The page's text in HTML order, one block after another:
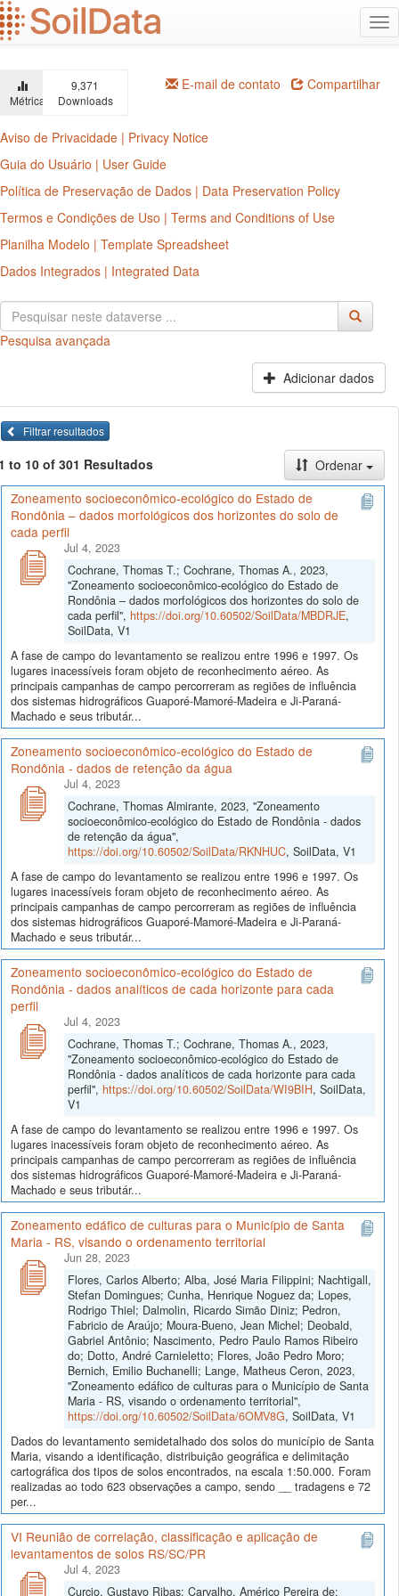
Ir
para
o
principal
Métricas
9,371
Downloads
E-mail de contato Compartilhar
Aviso de Privacidade | Privacy Notice
Guia do Usuário | User Guide
Política de Preservação de Dados | Data Preservation Policy
Termos e Condições de Uso | Terms and Conditions of Use
Planilha Modelo | Template Spreadsheet
Dados Integrados | Integrated Data
Pesquisa avançada
Adicionar dados
Filtrar resultados
to 10 of 301 Resultados
Ordenar
Zoneamento socioeconômico-ecológico do Estado de
Rondônia – dados morfológicos dos horizontes do solo de
cada perfil
Jul 4, 2023
Cochrane, Thomas T.; Cochrane, Thomas A., 2023,
"Zoneamento socioeconômico-ecológico do Estado de
Rondônia – dados morfológicos dos horizontes do solo de
cada perfil", https://doi.org/10.60502/SoilData/MBDRJE,
SoilData, V1
A fase de campo do levantamento se realizou entre 1996 e 1997. Os
lugares inacessíveis foram objeto de reconhecimento aéreo. As
principais campanhas de campo percorreram as regiões de influência
dos sistemas hidrográficos Guaporé-Mamoré-Madeira e Ji-Paraná-
Machado e seus tributár...
Zoneamento socioeconômico-ecológico do Estado de
Rondônia - dados de retenção da água
Jul 4, 2023
Cochrane, Thomas Almirante, 2023, "Zoneamento
socioeconômico-ecológico do Estado de Rondônia - dados
de retenção da água",
https://doi.org/10.60502/SoilData/RKNHUC, SoilData, V1
A fase de campo do levantamento se realizou entre 1996 e 1997. Os
lugares inacessíveis foram objeto de reconhecimento aéreo. As
principais campanhas de campo percorreram as regiões de influência
dos sistemas hidrográficos Guaporé-Mamoré-Madeira e Ji-Paraná-
Machado e seus tributár...
Zoneamento socioeconômico-ecológico do Estado de
Rondônia - dados analíticos de cada horizonte para cada
perfil
Jul 4, 2023
Cochrane, Thomas T.; Cochrane, Thomas A., 2023,
"Zoneamento socioeconômico-ecológico do Estado de
Rondônia - dados analíticos de cada horizonte para cada
perfil", https://doi.org/10.60502/SoilData/WI9BIH, SoilData,
V1
A fase de campo do levantamento se realizou entre 1996 e 1997. Os
lugares inacessíveis foram objeto de reconhecimento aéreo. As
principais campanhas de campo percorreram as regiões de influência
dos sistemas hidrográficos Guaporé-Mamoré-Madeira e Ji-Paraná-
Machado e seus tributár...
Zoneamento edáfico de culturas para o Município de Santa
Maria - RS, visando o ordenamento territorial
Jun 28, 2023
Flores, Carlos Alberto; Alba, José Maria Filippini; Nachtigall,
Stefan Domingues; Cunha, Henrique Noguez da; Lopes,
Rodrigo Thiel; Dalmolin, Ricardo Simão Diniz; Pedron,
Fabricio de Araújo; Moura-Bueno, Jean Michel; Deobald,
Gabriel Antônio; Nascimento, Pedro Paulo Ramos Ribeiro
do; Dotto, André Carnieletto; Flores, João Pedro Moro;
Bernich, Emilio Buchanelli; Lange, Matheus Ceron, 2023,
"Zoneamento edáfico de culturas para o Município de Santa
Maria - RS, visando o ordenamento territorial",
https://doi.org/10.60502/SoilData/6OMV8G, SoilData, V1
Dados do levantamento semidetalhado dos solos do município de Santa
Maria, visando a identificação, distribuição geográfica e delimitação
cartográfica dos tipos de solos encontrados, na escala 1:50.000. Foram
realizadas ao todo 623 observações a campo, sendo __ tradagens e 72
per...
VI Reunião de correlação, classificação e aplicação de
levantamentos de solos RS/SC/PR
Jul 4, 2023
Curcio, Gustavo Ribas; Carvalho, Américo Pereira de;